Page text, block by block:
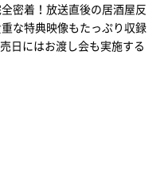
密着！放送直後の居酒屋反
な特典映像もたっぷり収録
日にはお渡し会も実施する